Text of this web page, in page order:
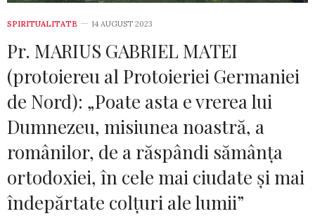
SPIRITUALITATE 14 AUGUST 2023
Pr. MARIUS GABRIEL MATEI
(protoiereu al Protoieriei Germaniei
de Nord): „Poate asta e vrerea lui
Dumnezeu, misiunea noastră, a
românilor, de a răspândi sămânța
ortodoxiei, în cele mai ciudate și mai
îndepărtate colțuri ale lumii”